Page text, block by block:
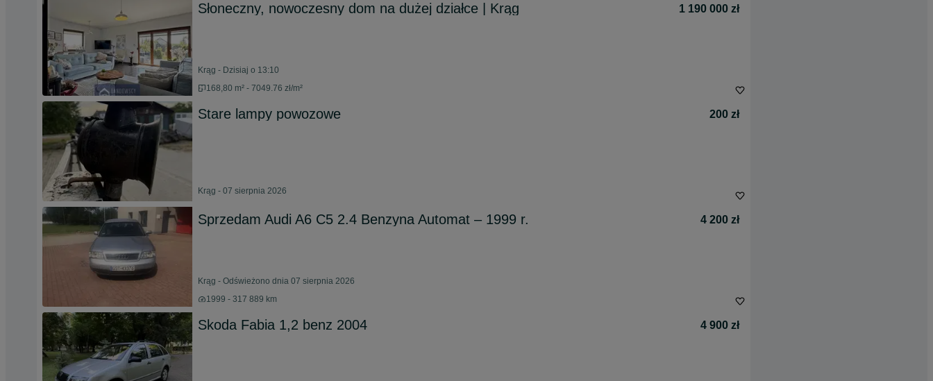
Słoneczny, nowoczesny dom na dużej działce | Krąg 1 190 000 zł
Krąg - Dzisiaj o 13:10
168,80 m² - 7049.76 zł/m²
Stare lampy powozowe 200 zł
Krąg - 07 sierpnia 2026
Sprzedam Audi A6 C5 2.4 Benzyna Automat – 1999 r. 4 200 zł
Krąg - Odświeżono dnia 07 sierpnia 2026
1999 - 317 889 km
Skoda Fabia 1,2 benz 2004 4 900 zł